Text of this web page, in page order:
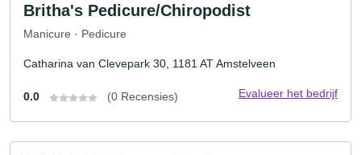
Britha's Pedicure/Chiropodist
Manicure · Pedicure
Catharina van Clevepark 30, 1181 AT Amstelveen
0.0 (0 Recensies) Evalueer het bedrijf